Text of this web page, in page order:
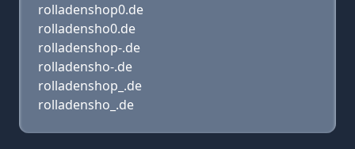
rolladenshop0.de
rolladensho0.de
rolladenshop-.de
rolladensho-.de
rolladenshop_.de
rolladensho_.de